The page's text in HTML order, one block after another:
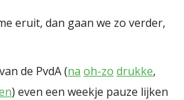
eruit, dan gaan we zo verder,
de PvdA (na oh-zo drukke,
) even een weekje pauze lijken